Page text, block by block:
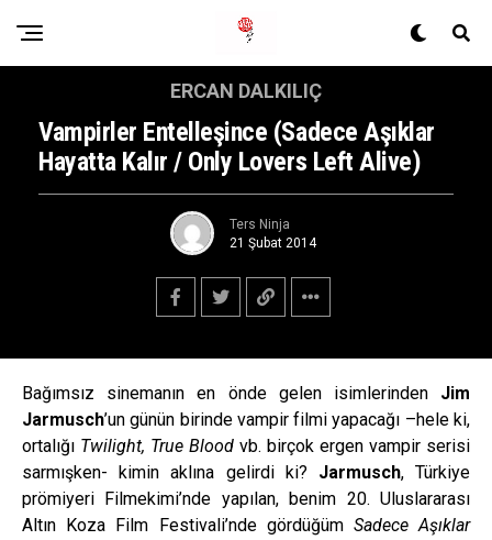
ERCAN DALKILIÇ
Vampirler Entelleşince (Sadece Aşıklar
Hayatta Kalır / Only Lovers Left Alive)
Ters Ninja
21 Şubat 2014
Bağımsız sinemanın en önde gelen isimlerinden Jim
Jarmusch’un günün birinde vampir filmi yapacağı –hele ki,
ortalığı Twilight, True Blood vb. birçok ergen vampir serisi
sarmışken- kimin aklına gelirdi ki? Jarmusch, Türkiye
prömiyeri Filmekimi’nde yapılan, benim 20. Uluslararası
Altın Koza Film Festivali’nde gördüğüm Sadece Aşıklar